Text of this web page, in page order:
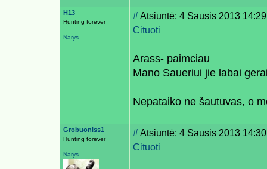
H13
Hunting forever
Narys
#Atsiuntė: 4 Sausis 2013 14:29
Cituoti
Arass- paimciau
Mano Saueriui jie labai
Nepataiko ne šautuvas, o
Grobuoniss1
Hunting forever
Narys
#Atsiuntė: 4 Sausis 2013 14:30
Cituoti